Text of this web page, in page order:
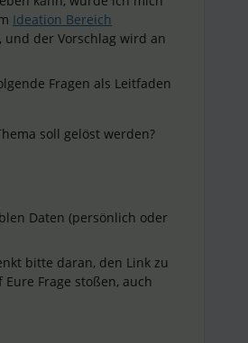
Ideation Bereich
der Vorschlag wird an
Fragen als Leitfaden
soll gelöst werden?
Daten (persönlich oder
bitte daran, den Link zu
Frage stoßen, auch